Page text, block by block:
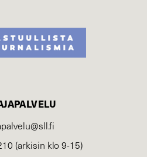
(arkisin klo 9-15)